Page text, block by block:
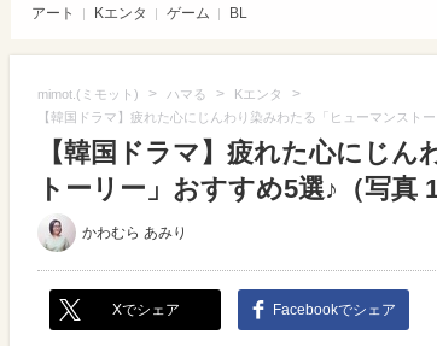
アート
Kエンタ ゲーム BL
mimot.(ミモット) > ハマる > Kエンタ >
【韓国ドラマ】疲れた心にじんわり染みわたる「ヒューマンスト
【韓国ドラマ】疲れた心にじ
トーリー」おすすめ5選♪（写真
かわむら あみり
Xでシェア Facebookでシェア